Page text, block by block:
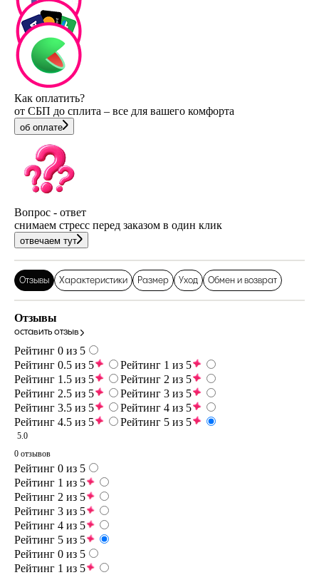
Как оплатить?
от СБП до сплита – все для вашего комфорта
об оплате
Вопрос - ответ
снимаем стресс перед заказом в один клик
отвечаем тут
Отзывы Характеристики Размер Уход Обмен и возврат
Отзывы
оставить отзыв
Рейтинг 0 из 5
Рейтинг 0.5 из 5
Рейтинг 1 из 5
Рейтинг 1.5 из 5
Рейтинг 2 из 5
Рейтинг 2.5 из 5
Рейтинг 3 из 5
Рейтинг 3.5 из 5
Рейтинг 4 из 5
Рейтинг 4.5 из 5
Рейтинг 5 из 5
5.0
0 отзывов
Рейтинг 0 из 5
Рейтинг 1 из 5
Рейтинг 2 из 5
Рейтинг 3 из 5
Рейтинг 4 из 5
Рейтинг 5 из 5
Рейтинг 0 из 5
Рейтинг 1 из 5